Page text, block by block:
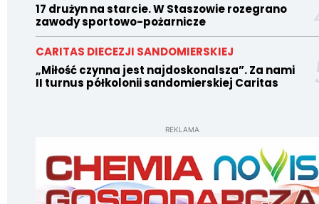
17 drużyn na starcie. W Staszowie rozegrano
zawody sportowo-pożarnicze
CARITAS DIECEZJI SANDOMIERSKIEJ
„Miłość czynna jest najdoskonalsza”. Za nami
II turnus półkolonii sandomierskiej Caritas
REKLAMA